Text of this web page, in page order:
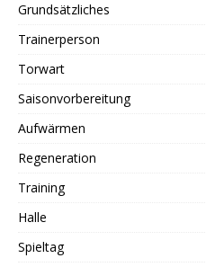
Grundsätzliches
Trainerperson
Torwart
Saisonvorbereitung
Aufwärmen
Regeneration
Training
Halle
Spieltag